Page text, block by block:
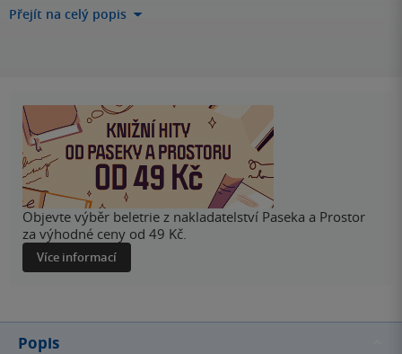
Přejít na celý popis
Objevte výběr beletrie z nakladatelství Paseka a Prostor
za výhodné ceny od 49 Kč.
Více informací
Popis